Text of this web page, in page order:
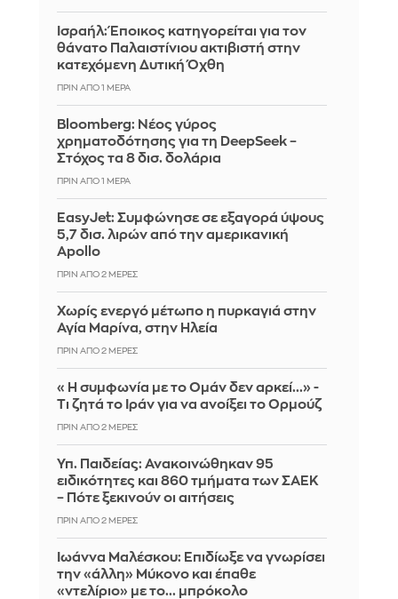
Ισραήλ: Έποικος κατηγορείται για τον
θάνατο Παλαιστίνιου ακτιβιστή στην
κατεχόμενη Δυτική Όχθη
ΠΡΙΝ ΑΠΌ 1 ΜΈΡΑ
Bloomberg: Νέος γύρος
χρηματοδότησης για τη DeepSeek –
Στόχος τα 8 δισ. δολάρια
ΠΡΙΝ ΑΠΌ 1 ΜΈΡΑ
EasyJet: Συμφώνησε σε εξαγορά ύψους
5,7 δισ. λιρών από την αμερικανική
Apollo
ΠΡΙΝ ΑΠΌ 2 ΜΈΡΕΣ
Χωρίς ενεργό μέτωπο η πυρκαγιά στην
Αγία Μαρίνα, στην Ηλεία
ΠΡΙΝ ΑΠΌ 2 ΜΈΡΕΣ
«Η συμφωνία με το Ομάν δεν αρκεί...» -
Τι ζητά το Ιράν για να ανοίξει το Ορμούζ
ΠΡΙΝ ΑΠΌ 2 ΜΈΡΕΣ
Υπ. Παιδείας: Ανακοινώθηκαν 95
ειδικότητες και 860 τμήματα των ΣΑΕΚ
– Πότε ξεκινούν οι αιτήσεις
ΠΡΙΝ ΑΠΌ 2 ΜΈΡΕΣ
Ιωάννα Μαλέσκου: Επιδίωξε να γνωρίσει
την «άλλη» Μύκονο και έπαθε
«ντελίριο» με το... μπρόκολο